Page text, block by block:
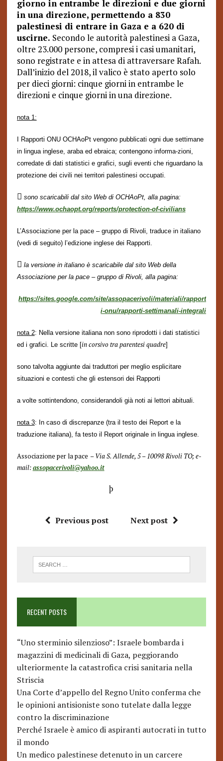
giorno in entrambe le direzioni e due giorni
in una direzione, permettendo a 830
palestinesi di entrare in Gaza e a 620 di
uscirne. Secondo le autorità palestinesi a Gaza,
oltre 23.000 persone, compresi i casi umanitari,
sono registrate e in attesa di attraversare Rafah.
Dall’inizio del 2018, il valico è stato aperto solo
per dieci giorni: cinque giorni in entrambe le
direzioni e cinque giorni in una direzione.
nota 1:
I Rapporti ONU OCHAoPt vengono pubblicati ogni due settimane
in lingua inglese, araba ed ebraica; contengono informa-zioni,
corredate di dati statistici e grafici, sugli eventi che riguardano la
protezione dei civili nei territori palestinesi occupati.
 sono scaricabili dal sito Web di OCHAoPt, alla pagina:
https://www.ochaopt.org/reports/protection-of-civilians
L’Associazione per la pace – gruppo di Rivoli, traduce in italiano
(vedi di seguito) l’edizione inglese dei Rapporti.
 la versione in italiano è scaricabile dal sito Web della
Associazione per la pace – gruppo di Rivoli, alla pagina:
https://sites.google.com/site/assopacerivoli/materiali/rapport
i-onu/rapporti-settimanali-integrali
nota 2: Nella versione italiana non sono riprodotti i dati statistici
ed i grafici. Le scritte[in corsivo tra parentesi quadre]
sono talvolta aggiunte dai traduttori per meglio esplicitare
situazioni e contesti che gli estensori dei Rapporti
a volte sottintendono, considerandoli già noti ai lettori abituali.
nota 3: In caso di discrepanze (tra il testo dei Report e la
traduzione italiana), fa testo il Report originale in lingua inglese.
Associazione per la pace – Via S. Allende, 5 – 10098 Rivoli TO; e-
mail:assopacerivoli@yahoo.it
þ
Previous post Next post
RECENT POSTS
“Uno sterminio silenzioso”: Israele bombarda i
magazzini di medicinali di Gaza, peggiorando
ulteriormente la catastrofica crisi sanitaria nella
Striscia
Una Corte d’appello del Regno Unito conferma che
le opinioni antisioniste sono tutelate dalla legge
contro la discriminazione
Perché Israele è amico di aspiranti autocrati in tutto
il mondo
Un medico palestinese detenuto in un carcere